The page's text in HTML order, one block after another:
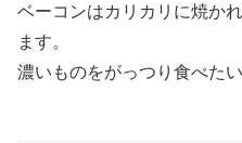
ベーコンはカリカリに焼か
ます。
濃いものをがっつり食べた